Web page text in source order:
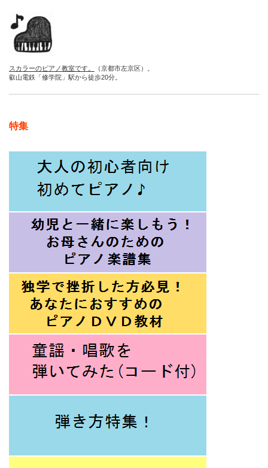
スカラーのピアノ教室です。
（京都市左京区）。
叡山電鉄「修学院」駅から徒歩20分。
特集